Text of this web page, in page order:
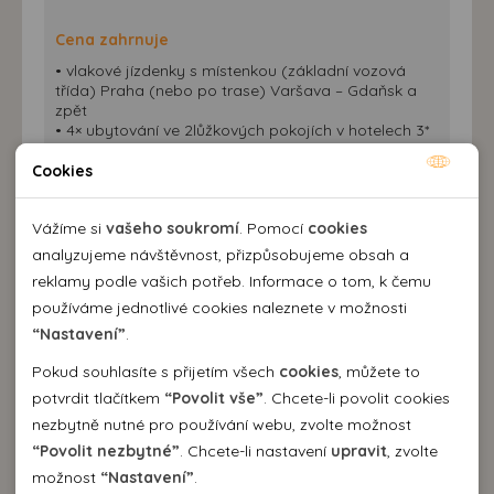
Cena zahrnuje
• vlakové jízdenky s místenkou (základní vozová
třída) Praha (nebo po trase) Varšava – Gdaňsk a
zpět
• 4× ubytování ve 2lůžkových pokojích v hotelech 3*
• 4× snídani
• průvodcovské služby
Cena nezahrnuje
•pojištění léčebných výloh a storna ERV pojišťovny
(doporučujeme připlatit)
Příplatky
• jednolůžkový pokoj 3 600 Kč
• CK si vyhrazuje právo změn v programu vzhledem
k jízdním řádům.
Doporučená částka na vstupy, regionální
Cookies
Vážíme si vašeho soukromí. Pomocí cookies
analyzujeme návštěvnost, přizpůsobujeme obsah a
reklamy podle vašich potřeb. Informace o tom, k čemu
používáme jednotlivé cookies naleznete v možnosti
“Nastavení”.
Pokud souhlasíte s přijetím všech cookies, můžete to
potvrdit tlačítkem “Povolit vše”. Chcete-li povolit cookies
nezbytně nutné pro používání webu, zvolte možnost
“Povolit nezbytné”. Chcete-li nastavení upravit, zvolte
možnost “Nastavení”.
Nutné cookies pomáhají, aby byla webová stránka
použitelná tak, že umožní základní funkce jako navigace
stránky a přístup k zabezpečeným sekcím webové stránky.
Webová stránka nemůže správně fungovat bez těchto
cookies.
Analytické cookies
Pomocí analytických cookies můžeme měřit návštěvnost
našeho webu, zdroje návštěv, výkon reklam a také jejich
dosah. Takto získaná data zpracováváme anonymně bez
Personální cookies
Personalizační soubory cookies nám umožňují přizpůsobit